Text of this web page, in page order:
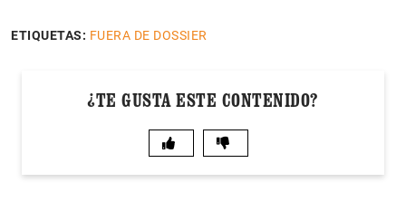
ETIQUETAS: FUERA DE DOSSIER
¿TE GUSTA ESTE CONTENIDO?